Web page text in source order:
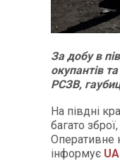
За добу в
окупантів
РСЗВ,
На півдні
багато
Оперативне
інформує